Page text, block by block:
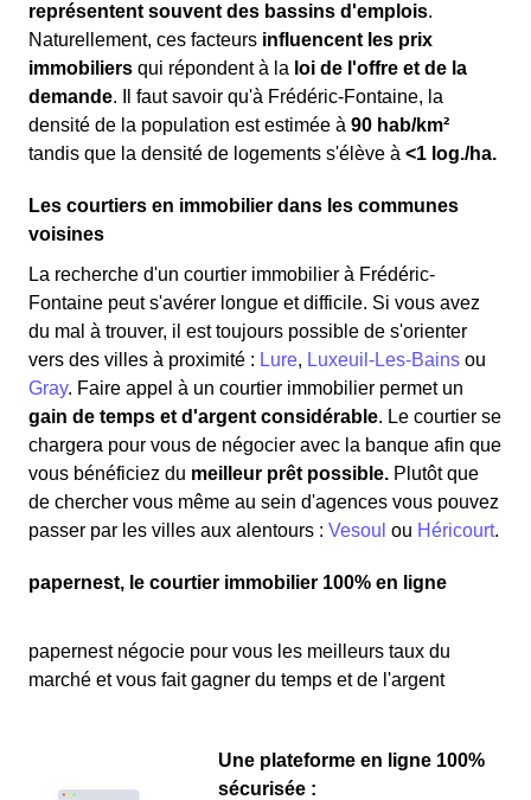
représentent souvent des bassins d'emplois.
Naturellement, ces facteurs influencent les prix
immobiliers qui répondent à la loi de l'offre et de la
demande. Il faut savoir qu'à Frédéric-Fontaine, la
densité de la population est estimée à 90 hab/km²
tandis que la densité de logements s'élève à <1 log./ha.
Les courtiers en immobilier dans les communes
voisines
La recherche d'un courtier immobilier à Frédéric-
Fontaine peut s'avérer longue et difficile. Si vous avez
du mal à trouver, il est toujours possible de s'orienter
vers des villes à proximité : Lure, Luxeuil-Les-Bains ou
Gray. Faire appel à un courtier immobilier permet un
gain de temps et d'argent considérable. Le courtier se
chargera pour vous de négocier avec la banque afin que
vous bénéficiez du meilleur prêt possible. Plutôt que
de chercher vous même au sein d'agences vous pouvez
passer par les villes aux alentours : Vesoul ou Héricourt.
papernest, le courtier immobilier 100% en ligne
papernest négocie pour vous les meilleurs taux du
marché et vous fait gagner du temps et de l'argent
Une plateforme en ligne 100%
sécurisée :